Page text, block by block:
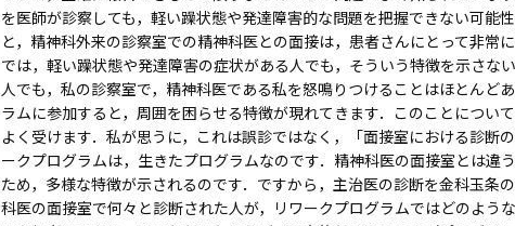
を医師が診察しても，軽い躁状態や発達障害的な問題を把握できない可能
と，精神科外来の診察室での精神科医との面接は，患者さんにとって非常
では，軽い躁状態や発達障害の症状がある人でも，そういう特徴を示さな
人でも，私の診察室で，精神科医である私を怒鳴りつけることはほとんど
ラムに参加すると，周囲を困らせる特徴が現れてきます．このことについ
よく受けます．私が思うに，これは誤診ではなく，「面接室における診断
ークプログラムは，生きたプログラムなのです．精神科医の面接室とは違
ため，多様な特徴が示されるのです．ですから，主治医の診断を金科玉条
科医の面接室で何々と診断された人が，リワークプログラムではどのよう